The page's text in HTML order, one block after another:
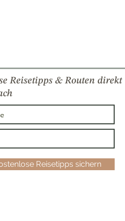
Reisetipps & Routen direkt
Reisetipps sichern